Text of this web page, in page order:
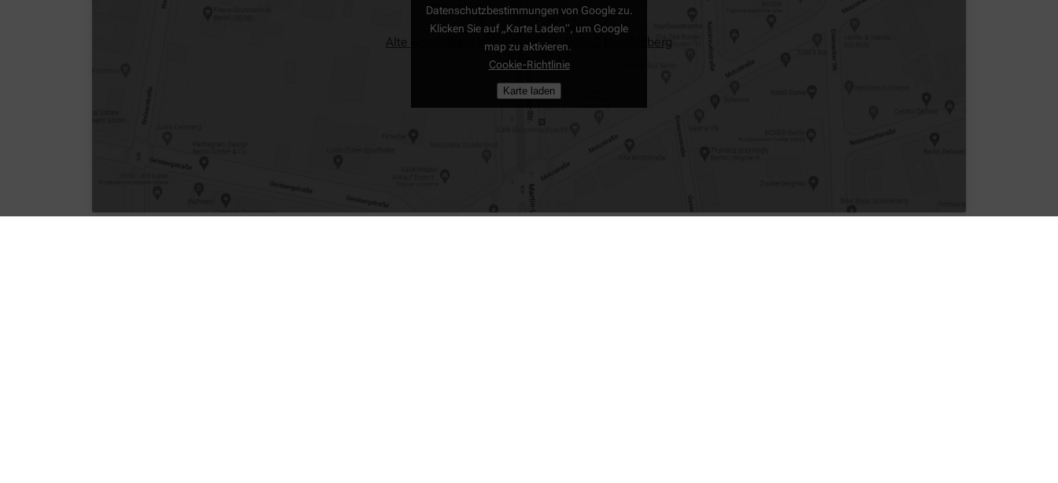
Alte Apotheke, Hauptstraße 57, 90562 Heroldsberg
Datenschutzbestimmungen von Google zu.
Klicken Sie auf „Karte Laden“, um Google
map zu aktivieren.
Cookie-Richtlinie
Karte laden